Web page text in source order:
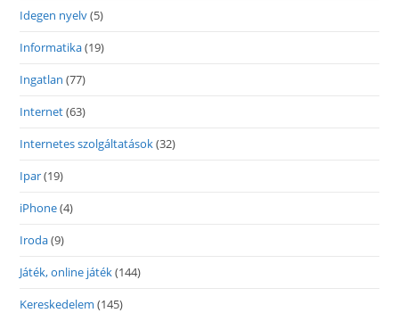
Idegen nyelv(5)
Informatika(19)
Ingatlan (77)
Internet(63)
Internetes szolgáltatások(32)
Ipar(19)
iPhone(4)
Iroda(9)
Játék, online játék(144)
Kereskedelem (145)